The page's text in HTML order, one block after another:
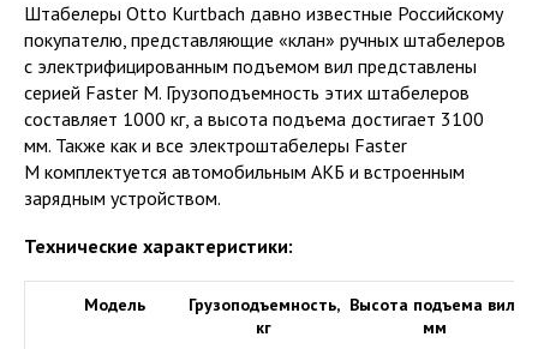
Штабелеры Otto Kurtbach давно известные Российскому
покупателю, представляющие «клан» ручных штабелеров
с электрифицированным подъемом вил представлены
серией Faster M. Грузоподъемность этих штабелеров
составляет 1000 кг, а высота подъема достигает 3100
мм. Также как и все электроштабелеры Faster
M комплектуется автомобильным АКБ и встроенным
зарядным устройством.
Технические характеристики:
Модель
Грузоподъемность,
кг
Высота подъема вил,
мм